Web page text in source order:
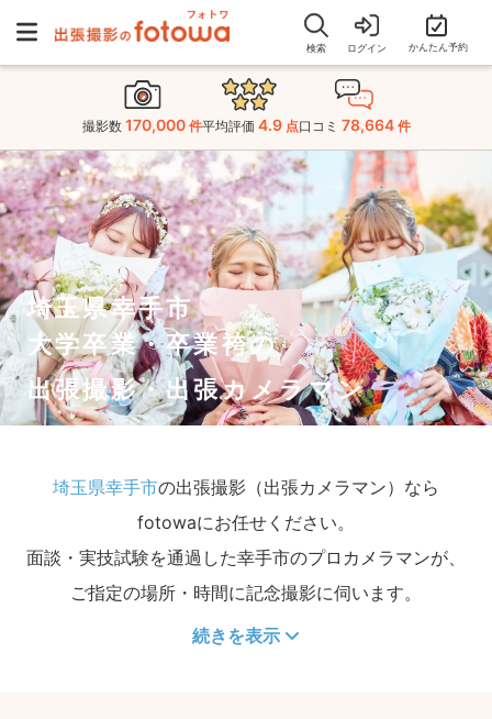
検索 ログイン かんたん予約
撮影数 170,000 件平均評価 4.9 点口コミ 78,664 件
埼玉県幸手市
大学卒業・卒業袴の
出張撮影・出張カメラマン
埼玉県幸手市の出張撮影（出張カメラマン）なら
fotowaにお任せください。
面談・実技試験を通過した幸手市のプロカメラマンが、
ご指定の場所・時間に記念撮影に伺います。
続きを表示